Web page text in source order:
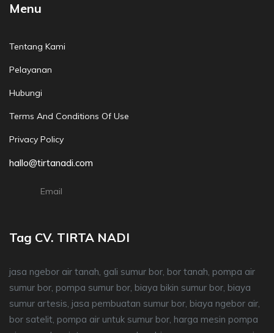
Menu
Tentang Kami
Pelayanan
Hubungi
Terms And Conditions Of Use
Privacy Policy
hallo@tirtanadi.com
Email
Tag CV. TIRTA NADI
jasa ngebor air tanah, gali sumur bor, bor tanah, pompa air
sumur bor, pompa sumur bor, biaya bikin sumur bor, biaya
sumur artesis, jasa pembuatan sumur bor, biaya ngebor air,
bor satelit, pompa air untuk sumur bor, harga mesin pompa